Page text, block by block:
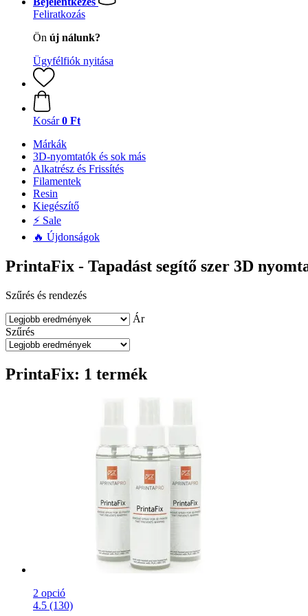
Feliratkozás
Ön új nálunk?
Ügyfélfiók nyitása
Kosár 0 Ft
Márkák
3D-nyomtatók és sok más
Alkatrész és Frissítés
Filamentek
Resin
Kiegészítő
⚡ Sale
🔥 Újdonságok
PrintaFix - Tapadást segítő szer 3D
Szűrés és rendezés
Ár
Szűrés
PrintaFix: 1 termék
2 opció
4.5 (130)